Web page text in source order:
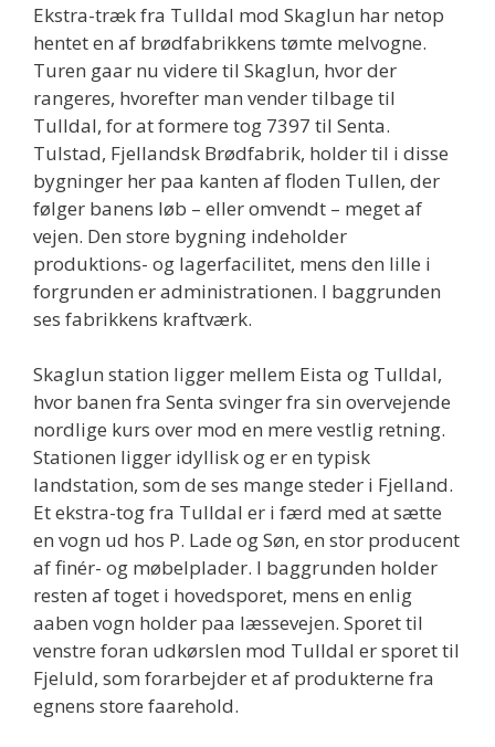
Ekstra-træk fra Tulldal mod Skaglun har netop
hentet en af brødfabrikkens tømte melvogne.
Turen gaar nu videre til Skaglun, hvor der
rangeres, hvorefter man vender tilbage til
Tulldal, for at formere tog 7397 til Senta.
Tulstad, Fjellandsk Brødfabrik, holder til i disse
bygninger her paa kanten af floden Tullen, der
følger banens løb – eller omvendt – meget af
vejen. Den store bygning indeholder
produktions- og lagerfacilitet, mens den lille i
forgrunden er administrationen. I baggrunden
ses fabrikkens kraftværk.
Skaglun station ligger mellem Eista og Tulldal,
hvor banen fra Senta svinger fra sin overvejende
nordlige kurs over mod en mere vestlig retning.
Stationen ligger idyllisk og er en typisk
landstation, som de ses mange steder i Fjelland.
Et ekstra-tog fra Tulldal er i færd med at sætte
en vogn ud hos P. Lade og Søn, en stor producent
af finér- og møbelplader. I baggrunden holder
resten af toget i hovedsporet, mens en enlig
aaben vogn holder paa læssevejen. Sporet til
venstre foran udkørslen mod Tulldal er sporet til
Fjeluld, som forarbejder et af produkterne fra
egnens store faarehold.